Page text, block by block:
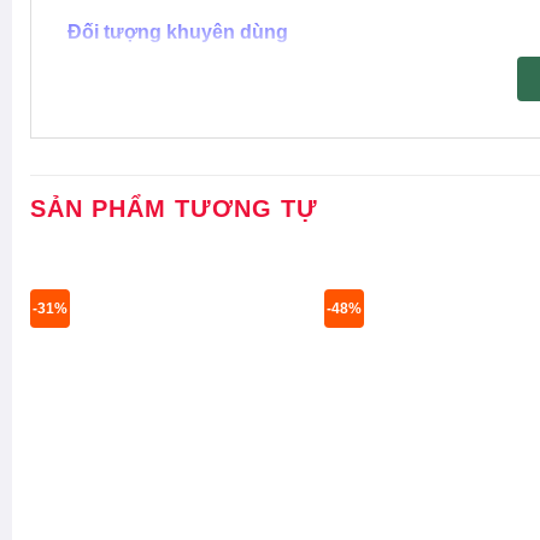
Đối tượng khuyên dùng
Dành cho những bạn muốn tìm sản
Thông tin sản phẩm
bền màu lâu trôi suốt cả ngày dài.
SẢN PHẨM TƯƠNG TỰ
-31% -48%